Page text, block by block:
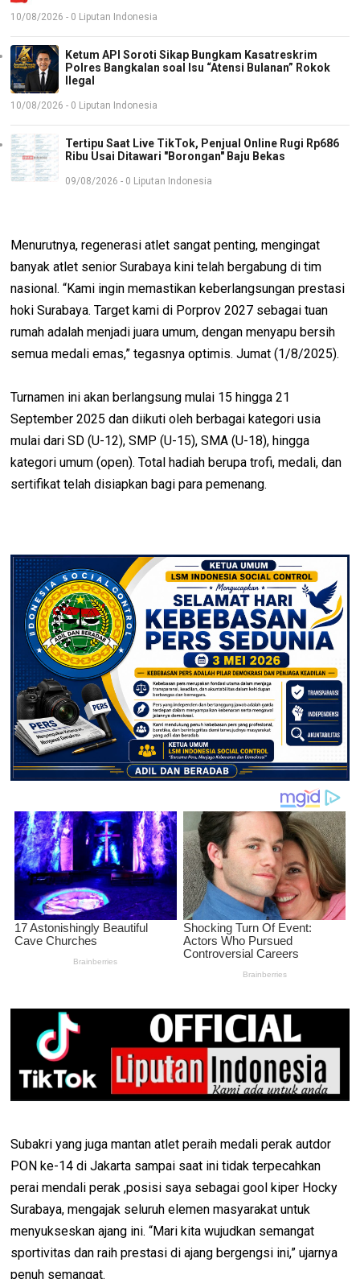
10/08/2026 - 0 Liputan Indonesia
Ketum API Soroti Sikap Bungkam Kasatreskrim
Polres Bangkalan soal Isu “Atensi Bulanan” Rokok
Ilegal
10/08/2026 - 0 Liputan Indonesia
Tertipu Saat Live TikTok, Penjual Online Rugi Rp686
Ribu Usai Ditawari "Borongan" Baju Bekas
09/08/2026 - 0 Liputan Indonesia
Menurutnya, regenerasi atlet sangat penting, mengingat
banyak atlet senior Surabaya kini telah bergabung di tim
nasional. “Kami ingin memastikan keberlangsungan prestasi
hoki Surabaya. Target kami di Porprov 2027 sebagai tuan
rumah adalah menjadi juara umum, dengan menyapu bersih
semua medali emas,” tegasnya optimis. Jumat (1/8/2025).
Turnamen ini akan berlangsung mulai 15 hingga 21
September 2025 dan diikuti oleh berbagai kategori usia
mulai dari SD (U-12), SMP (U-15), SMA (U-18), hingga
kategori umum (open). Total hadiah berupa trofi, medali, dan
sertifikat telah disiapkan bagi para pemenang.
Subakri yang juga mantan atlet peraih medali perak autdor
PON ke-14 di Jakarta sampai saat ini tidak terpecahkan
perai mendali perak ,posisi saya sebagai gool kiper Hocky
Surabaya, mengajak seluruh elemen masyarakat untuk
menyukseskan ajang ini. “Mari kita wujudkan semangat
sportivitas dan raih prestasi di ajang bergengsi ini,” ujarnya
penuh semangat.